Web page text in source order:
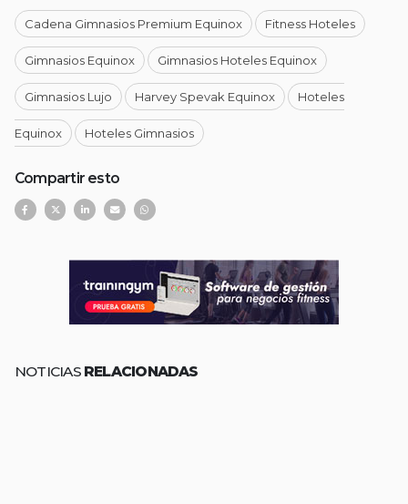
Cadena Gimnasios Premium Equinox Fitness Hoteles
Gimnasios Equinox Gimnasios Hoteles Equinox
Gimnasios Lujo Harvey Spevak Equinox Hoteles
Equinox Hoteles Gimnasios
Compartir esto
NOTICIAS RELACIONADAS